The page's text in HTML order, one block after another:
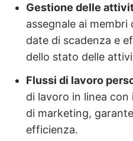
Gestione delle
assegnale ai
date di scadenza e
dello stato delle
Flussi di lavoro
di lavoro in linea
di marketing,
efficienza.